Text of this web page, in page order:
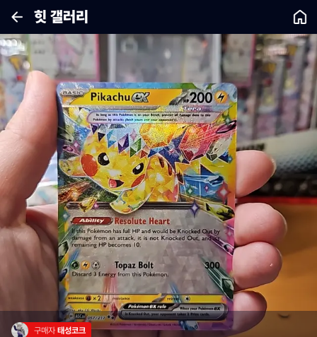
힛 갤러리
구매자 태성코크